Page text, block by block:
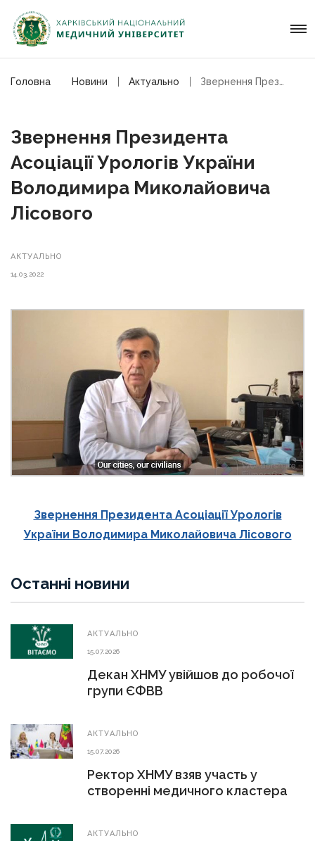
Головна Новини Актуально
Звернення Президента
Асоціації Урологів України
Володимира Миколайовича
Лісового
АКТУАЛЬНО
14.03.2022
Звернення Президента Асоціації Урологів
України Володимира Миколайовича Лісового
Останні новини
АКТУАЛЬНО
15.07.2026
Декан ХНМУ увійшов до робочої
групи ЄФВВ
АКТУАЛЬНО
15.07.2026
Ректор ХНМУ взяв участь у
створенні медичного кластера
АКТУАЛЬНО